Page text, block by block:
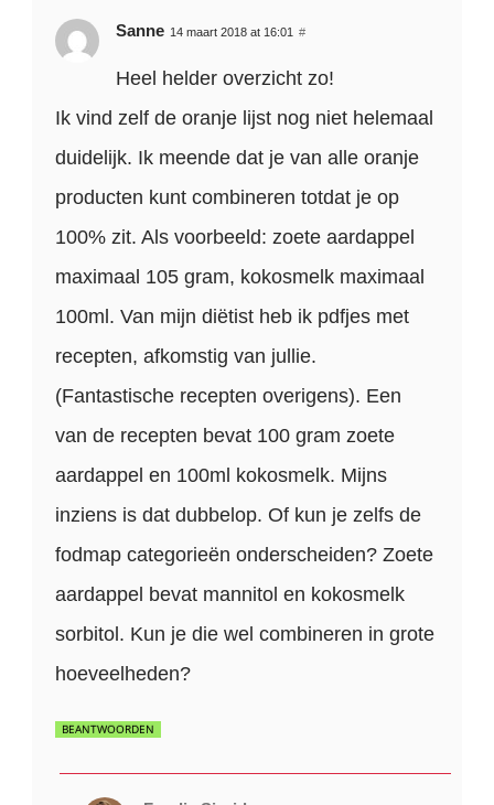
Sanne 14 maart 2018 at 16:01 #
Heel helder overzicht zo!
Ik vind zelf de oranje lijst nog niet helemaal
duidelijk. Ik meende dat je van alle oranje
producten kunt combineren totdat je op
100% zit. Als voorbeeld: zoete aardappel
maximaal 105 gram, kokosmelk maximaal
100ml. Van mijn diëtist heb ik pdfjes met
recepten, afkomstig van jullie.
(Fantastische recepten overigens). Een
van de recepten bevat 100 gram zoete
aardappel en 100ml kokosmelk. Mijns
inziens is dat dubbelop. Of kun je zelfs de
fodmap categorieën onderscheiden? Zoete
aardappel bevat mannitol en kokosmelk
sorbitol. Kun je die wel combineren in grote
hoeveelheden?
BEANTWOORDEN